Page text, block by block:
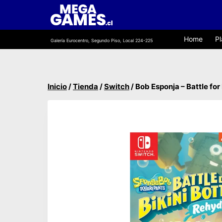
contenido
Galería Eurocentro, Segundo Piso, Local 224-225 Home
Inicio/Tienda /Switch/ Bob Esponja – Battle